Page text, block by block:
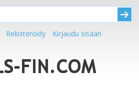
Rekisteröidy Kirjaudu sisään